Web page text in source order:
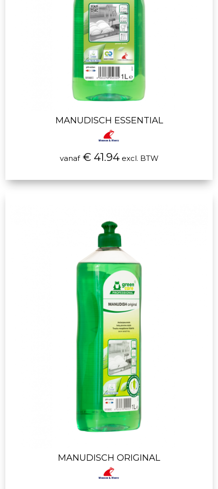
MANUDISCH ESSENTIAL
vanaf€ 41.94excl. BTW
MANUDISCH ORIGINAL